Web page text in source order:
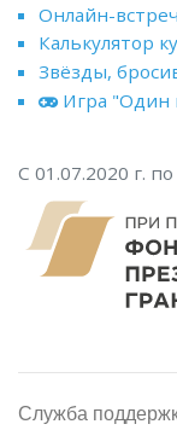
Онлайн-
Калькулятор
Звёзды,
Игра "Один
С 01.07.2020 г.
Служба